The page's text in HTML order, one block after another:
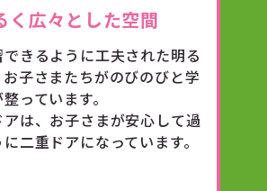
く広々とした空間
きるように工夫された明る
子さまたちがのびのびと学
っています。
は、お子さまが安心して過
二重ドアになっています。